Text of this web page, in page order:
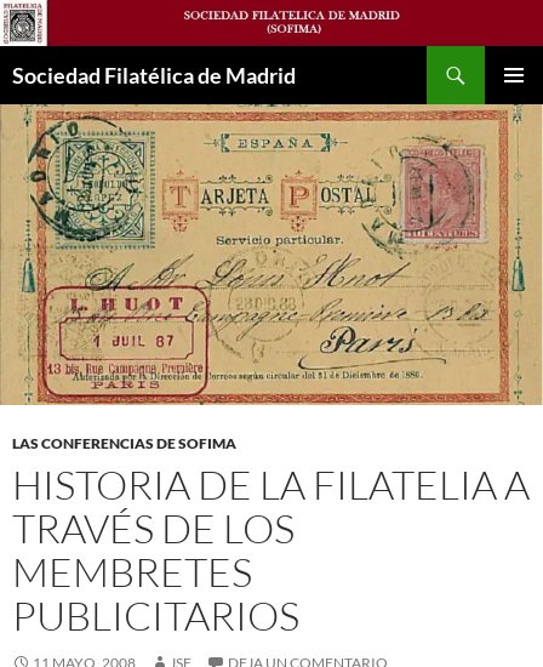
Saltar
al
contenido
Sociedad Filatélica de Madrid
MENÚ
LAS CONFERENCIAS DE SOFIMA
HISTORIA DE LA FILATELIA A
TRAVÉS DE LOS
MEMBRETES
PUBLICITARIOS
11 MAYO, 2008 JSF DEJA UN COMENTARIO